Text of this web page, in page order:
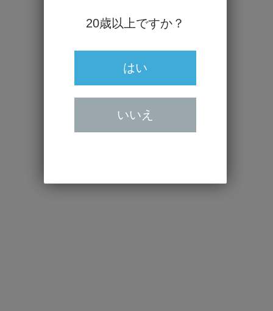
20歳以上ですか？
はい
いいえ